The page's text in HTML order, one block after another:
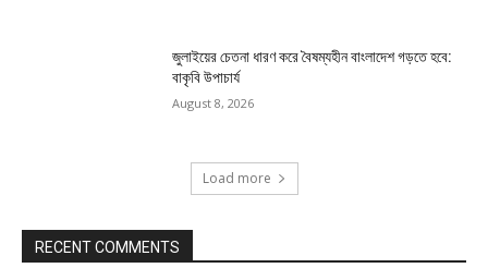
জুলাইয়ের চেতনা ধারণ করে বৈষম্যহীন বাংলাদেশ গড়তে হবে:
বাকৃবি উপাচার্য
August 8, 2026
Load more
RECENT COMMENTS